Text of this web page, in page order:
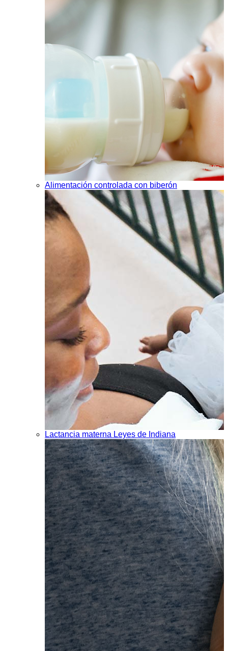
Alimentación controlada con biberón
Lactancia materna Leyes de Indiana